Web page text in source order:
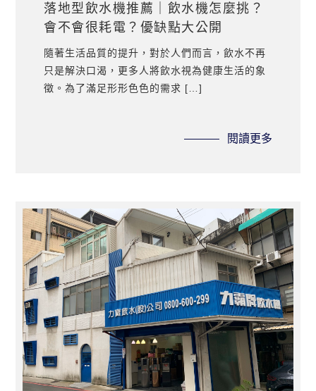
落地型飲水機推薦｜飲水機怎麼挑？
會不會很耗電？優缺點大公開
隨著生活品質的提升，對於人們而言，飲水不再
只是解決口渴，更多人將飲水視為健康生活的象
徵。為了滿足形形色色的需求 […]
閱讀更多